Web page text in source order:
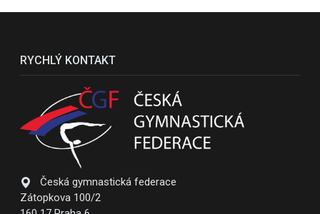
RYCHLÝ KONTAKT
Česká gymnastická federace
Zátopkova 100/2